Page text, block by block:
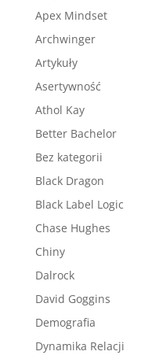
Apex Mindset
Archwinger
Artykuły
Asertywność
Athol Kay
Better Bachelor
Bez kategorii
Black Dragon
Black Label Logic
Chase Hughes
Chiny
Dalrock
David Goggins
Demografia
Dynamika Relacji